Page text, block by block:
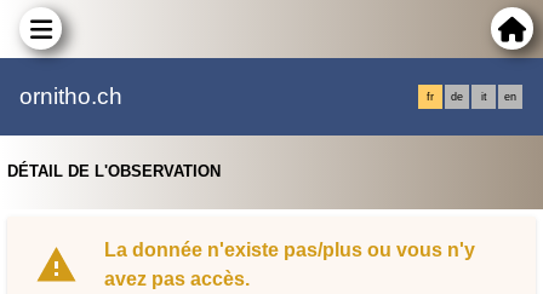
ornitho.ch fr de it en
DÉTAIL DE L'OBSERVATION
La donnée n'existe pas/plus ou vous n'y
avez pas accès.